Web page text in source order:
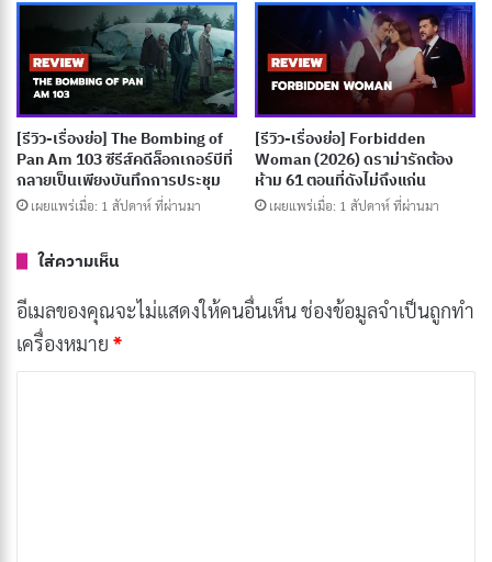
ใน “Jumanji: The Next Level” กลุ่มเพื่อนจากภาพยนตร์
ภาคก่อนต้องกลับเข้าสู่โลกของเกม Jumanji อีกครั้ง หลัง
จากเหตุการณ์ไม่คาดคิดทำให้พวกเขาต้องเผชิญหน้ากับ
ความท้าทายใหม่ๆ ในดินแดนที่เปลี่ยนแปลงไปอย่างสิ้นเชิง
[รีวิว-เรื่องย่อ] The Bombing of
Pan Am 103 ซีรีส์คดีล็อกเกอร์บีที่
กลายเป็นเพียงบันทึกการประชุม
เผยแพร่เมื่อ: 1 สัปดาห์ ที่ผ่านมา
[รีวิว-เรื่องย่อ] Forbidden
Woman (2026) ดราม่ารักต้อง
ห้าม 61 ตอนที่ดังไม่ถึงแก่น
เผยแพร่เมื่อ: 1 สัปดาห์ ที่ผ่านมา
ใส่ความเห็น
อีเมลของคุณจะไม่แสดงให้คนอื่นเห็นช่องข้อมูลจำเป็นถูกทำ
เครื่องหมาย *